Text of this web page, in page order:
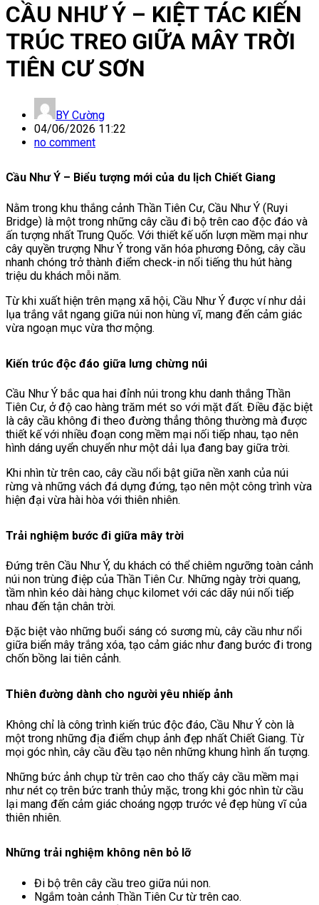
CẦU NHƯ Ý – KIỆT TÁC KIẾN
TRÚC TREO GIỮA MÂY TRỜI
TIÊN CƯ SƠN
BY Cường
04/06/2026 11:22
no comment
Cầu Như Ý – Biểu tượng mới của du lịch Chiết Giang
Nằm trong khu thắng cảnh Thần Tiên Cư, Cầu Như Ý (Ruyi
Bridge) là một trong những cây cầu đi bộ trên cao độc đáo và
ấn tượng nhất Trung Quốc. Với thiết kế uốn lượn mềm mại như
cây quyền trượng Như Ý trong văn hóa phương Đông, cây cầu
nhanh chóng trở thành điểm check-in nổi tiếng thu hút hàng
triệu du khách mỗi năm.
Từ khi xuất hiện trên mạng xã hội, Cầu Như Ý được ví như dải
lụa trắng vắt ngang giữa núi non hùng vĩ, mang đến cảm giác
vừa ngoạn mục vừa thơ mộng.
Kiến trúc độc đáo giữa lưng chừng núi
Cầu Như Ý bắc qua hai đỉnh núi trong khu danh thắng Thần
Tiên Cư, ở độ cao hàng trăm mét so với mặt đất. Điều đặc biệt
là cây cầu không đi theo đường thẳng thông thường mà được
thiết kế với nhiều đoạn cong mềm mại nối tiếp nhau, tạo nên
hình dáng uyển chuyển như một dải lụa đang bay giữa trời.
Khi nhìn từ trên cao, cây cầu nổi bật giữa nền xanh của núi
rừng và những vách đá dựng đứng, tạo nên một công trình vừa
hiện đại vừa hài hòa với thiên nhiên.
Trải nghiệm bước đi giữa mây trời
Đứng trên Cầu Như Ý, du khách có thể chiêm ngưỡng toàn cảnh
núi non trùng điệp của Thần Tiên Cư. Những ngày trời quang,
tầm nhìn kéo dài hàng chục kilomet với các dãy núi nối tiếp
nhau đến tận chân trời.
Đặc biệt vào những buổi sáng có sương mù, cây cầu như nổi
giữa biển mây trắng xóa, tạo cảm giác như đang bước đi trong
chốn bồng lai tiên cảnh.
Thiên đường dành cho người yêu nhiếp ảnh
Không chỉ là công trình kiến trúc độc đáo, Cầu Như Ý còn là
một trong những địa điểm chụp ảnh đẹp nhất Chiết Giang. Từ
mọi góc nhìn, cây cầu đều tạo nên những khung hình ấn tượng.
Những bức ảnh chụp từ trên cao cho thấy cây cầu mềm mại
như nét cọ trên bức tranh thủy mặc, trong khi góc nhìn từ cầu
lại mang đến cảm giác choáng ngợp trước vẻ đẹp hùng vĩ của
thiên nhiên.
Những trải nghiệm không nên bỏ lỡ
Đi bộ trên cây cầu treo giữa núi non.
Ngắm toàn cảnh Thần Tiên Cư từ trên cao.